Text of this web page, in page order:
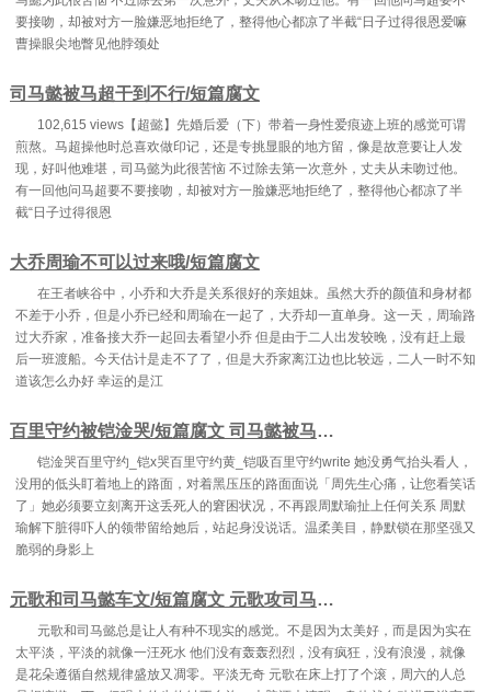
要接吻，却被对方一脸嫌恶地拒绝了，整得他心都凉了半截“日子过得很恩爱嘛
曹操眼尖地瞥见他脖颈处
司马懿被马超干到不行/短篇腐文
102,615 views【超懿】先婚后爱（下）带着一身性爱痕迹上班的感觉可谓
煎熬。马超操他时总喜欢做印记，还是专挑显眼的地方留，像是故意要让人发
现，好叫他难堪，司马懿为此很苦恼 不过除去第一次意外，丈夫从未吻过他。
有一回他问马超要不要接吻，却被对方一脸嫌恶地拒绝了，整得他心都凉了半
截“日子过得很恩
大乔周瑜不可以过来哦/短篇腐文
在王者峡谷中，小乔和大乔是关系很好的亲姐妹。虽然大乔的颜值和身材都
不差于小乔，但是小乔已经和周瑜在一起了，大乔却一直单身。这一天，周瑜路
过大乔家，准备接大乔一起回去看望小乔 但是由于二人出发较晚，没有赶上最
后一班渡船。今天估计是走不了了，但是大乔家离江边也比较远，二人一时不知
道该怎么办好 幸运的是江
百里守约被铠淦哭/短篇腐文 司马懿被马超干到不行
铠淦哭百里守约_铠x哭百里守约黄_铠吸百里守约write 她没勇气抬头看人，
没用的低头盯着地上的路面，对着黑压压的路面面说「周先生心痛，让您看笑话
了」她必须要立刻离开这丢死人的窘困状况，不再跟周默瑜扯上任何关系 周默
瑜解下脏得吓人的领带留给她后，站起身没说话。温柔美目，静默锁在那坚强又
脆弱的身影上
元歌和司马懿车文/短篇腐文 元歌攻司马懿受
元歌和司马懿总是让人有种不现实的感觉。不是因为太美好，而是因为实在
太平淡，平淡的就像一汪死水 他们没有轰轰烈烈，没有疯狂，没有浪漫，就像
是花朵遵循自然规律盛放又凋零。平淡无奇 元歌在床上打了个滚，周六的人总